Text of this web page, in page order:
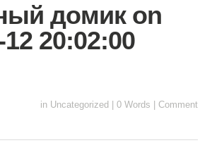
домик on
20:02:00
in Uncategorized 0 Words Comment